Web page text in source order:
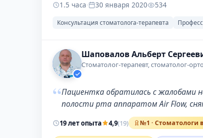
1.5 часа· 30 января 2020 534
Консультация стоматолога-терапевта
Шаповалов Альберт
Стоматолог-терапевт, стоматолог-
“Пациентка обратилась с жалобами
полости рта аппаратом Air Flow,
19 лет опыта 4,9(19) №1 · Стоматологи